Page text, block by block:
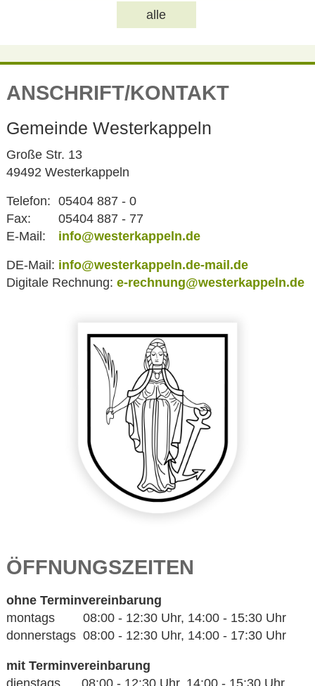
alle
ANSCHRIFT/KONTAKT
Gemeinde Westerkappeln
Große Str. 13
49492 Westerkappeln
Telefon: 05404 887 - 0
Fax:
05404 887 - 77
E-Mail:
info@westerkappeln.de
DE-Mail: info@westerkappeln.de-mail.de
Digitale Rechnung: e-rechnung@westerkappeln.de
ÖFFNUNGSZEITEN
ohne Terminvereinbarung
montags 08:00 - 12:30 Uhr, 14:00 - 15:30 Uhr
donnerstags 08:00 - 12:30 Uhr, 14:00 - 17:30 Uhr
mit Terminvereinbarung